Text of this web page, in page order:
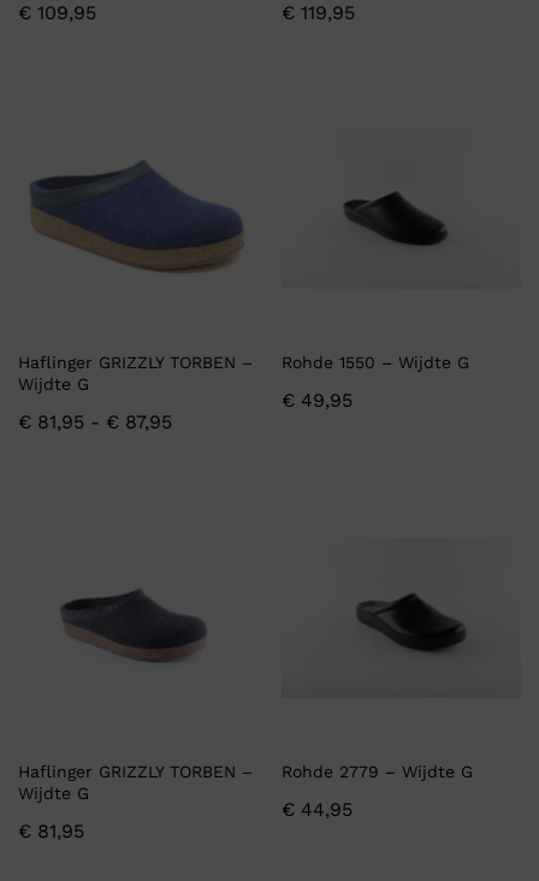
€ 109,95 € 119,95
Haflinger GRIZZLY TORBEN –
Wijdte G
€ 81,95 - € 87,95
Rohde 1550 – Wijdte G
€ 49,95
Haflinger GRIZZLY TORBEN –
Wijdte G
€ 81,95
Rohde 2779 – Wijdte G
€ 44,95